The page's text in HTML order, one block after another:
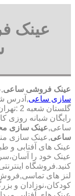
عینک
عینک فروشی ساعی,
سازی ساعی
رایگان شبانه
ساعی,عینک سازی
ساعی,عینک سازی
عینک های آفتابی و
عینک خود را
کنید.فروشگاه
لنز های تماسی,فروش
کودکان،نوزادان و